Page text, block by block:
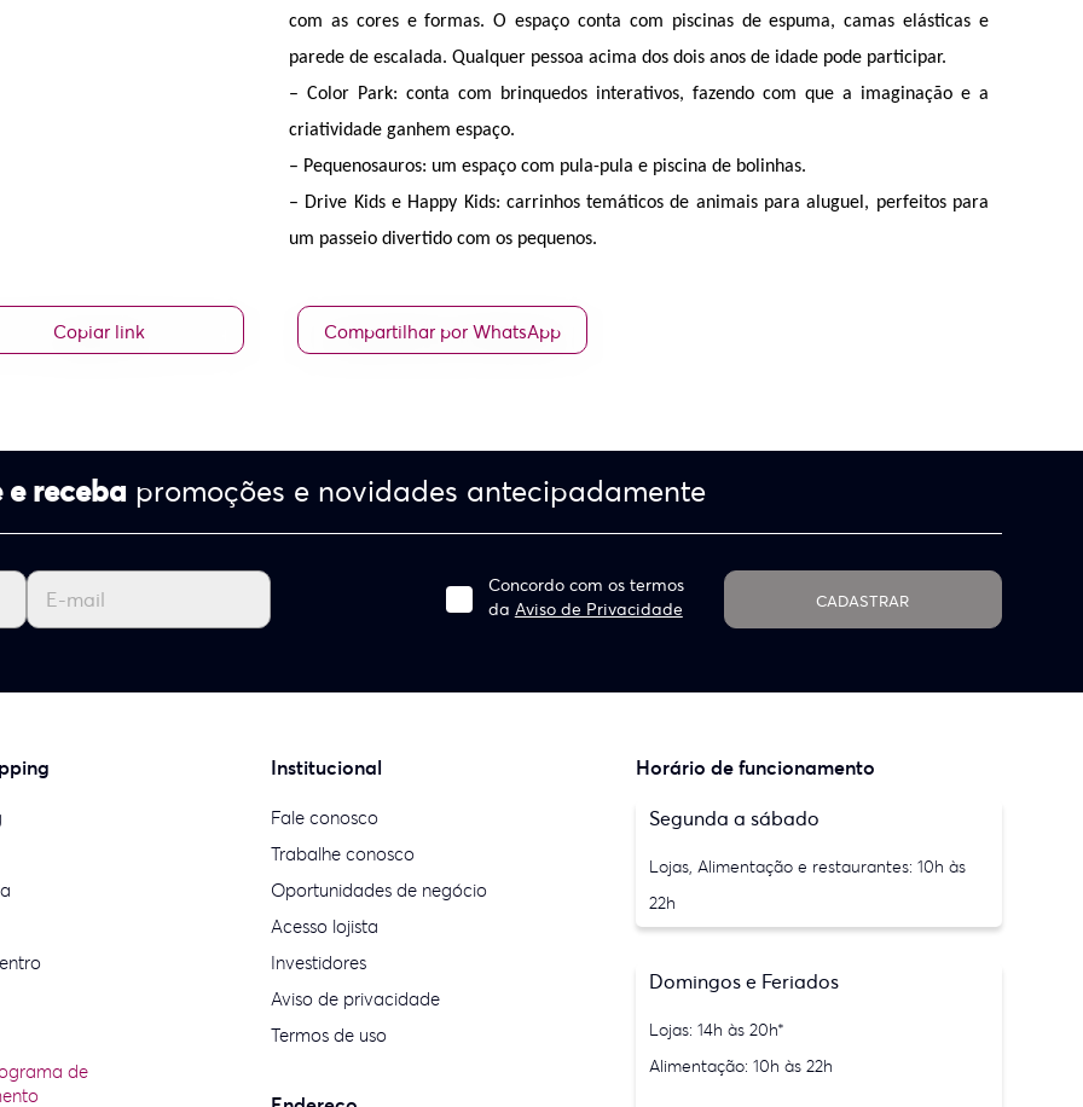
com as cores e formas. O espaço conta com piscinas de espuma, camas elásticas e
parede de escalada. Qualquer pessoa acima dos dois anos de idade pode participar.
– Color Park: conta com brinquedos interativos, fazendo com que a imaginação e a
criatividade ganhem espaço.
– Pequenosauros: um espaço com pula-pula e piscina de bolinhas.
– Drive Kids e Happy Kids: carrinhos temáticos de animais para aluguel, perfeitos para
um passeio divertido com os pequenos.
Copiar link Compartilhar por WhatsApp
receba promoções e novidades antecipadamente
Concordo com os termos
da Aviso de Privacidade CADASTRAR
de
Institucional
Fale conosco
Trabalhe conosco
Oportunidades de negócio
Acesso lojista
Investidores
Aviso de privacidade
Termos de uso
Horário de funcionamento
Segunda a sábado
Lojas, Alimentação e restaurantes: 10h às
22h
Domingos e Feriados
Lojas: 14h às 20h*
Alimentação: 10h às 22h